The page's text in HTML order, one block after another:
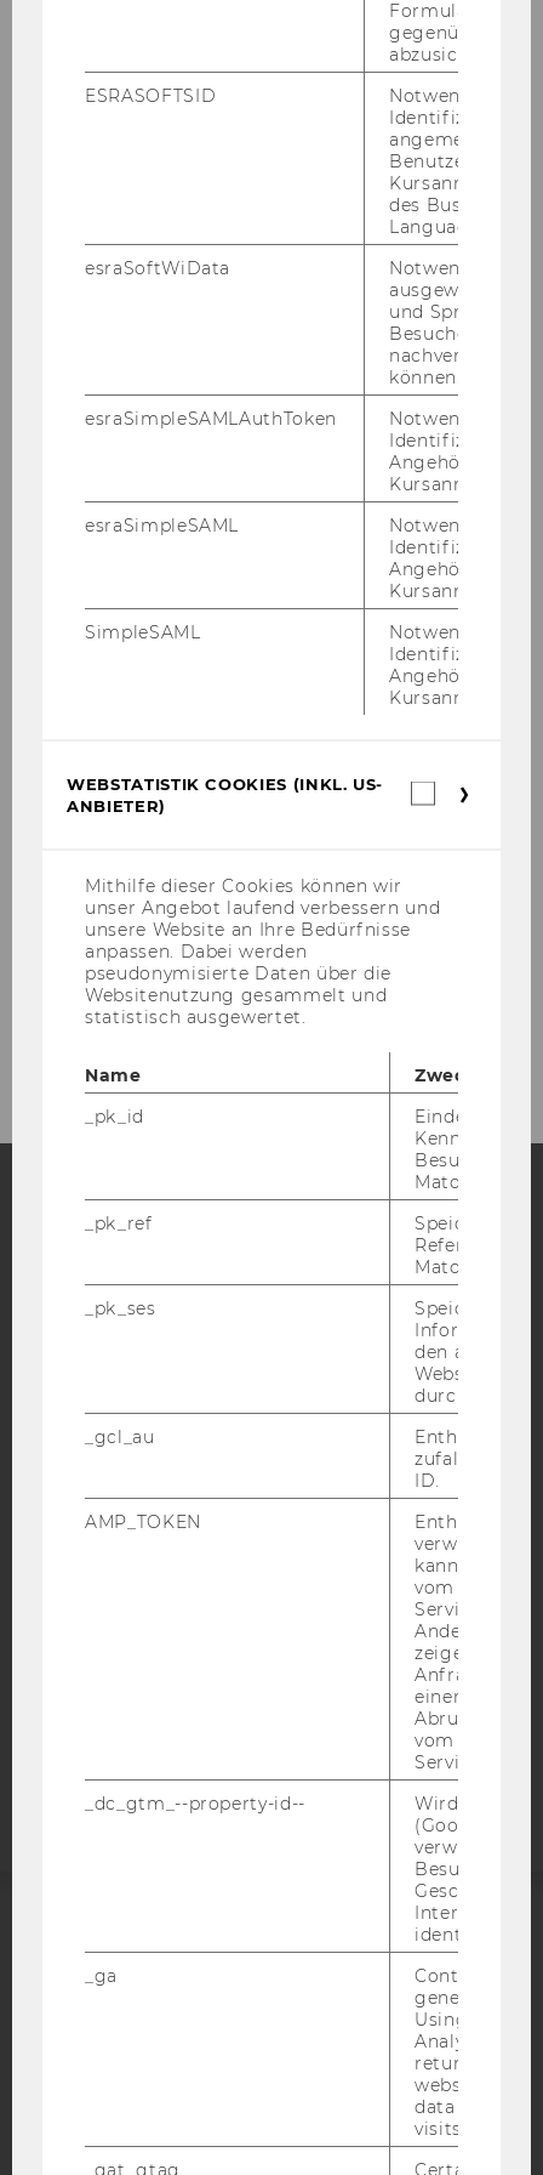
For­schungs­pro­jek­te
von Frau Univ.Prof. Dr. Mad­ner
fin­den Sie in der PURE-​Datenbank.
PRES­SE­FO­TO VE­RE­NA MAD­NER ©STE­PHAN
Leitung
Univ.Prof. Dr. Verena Madner
Priv.Doz. Dr. Stephan Leixnering
Wissenschaftliche Mitarbeiter/innen
Gastwissenschafter/innen und affiliierte
Forschende
Institutsmanagement
Blog
Bluesky
BARRIEREFREIHEITSERKLÄRUNG WEBSEITE
DATENSCHUTZERKLÄRUNG SOCIAL MEDIA
STUDIENBEWERBER*INNEN UND STUDIERENDE
Barrierefreiheitserklärung
EQUIS
gegenüber
abzusichern.
ESRASOFTSID
Notwendig zur
Identifizierung
angemeldeten
Benutzers im
des Business
Language
esraSoftWiData
Notwendig um
ausgewählte
und
Besuchers
nachverfolgen
können.
esraSimpleSAMLAuthToken
Notwendig zur
Identifizierung
Angehörige/r für
Kursanmeldung.
esraSimpleSAML
Notwendig zur
Identifizierung
Angehörige/r für
Kursanmeldung.
SimpleSAML
Notwendig zur
Identifizierung
Angehörige/r für
Kursanmeldung.
WEBSTATISTIK COOKIES (INKL. US-
ANBIETER)
Mithilfe dieser Cookies können wir
unser Angebot laufend verbessern und
unsere Website an Ihre Bedürfnisse
anpassen. Dabei werden
pseudonymisierte Daten über die
Websitenutzung gesammelt und
statistisch ausgewertet.
Name
Zweck
_pk_id
Eindeutige
Besuchers
Matomo.
_pk_ref
Speicherung
Referrers
Matomo.
_pk_ses
Speicherung
den aktuellen
durch
_gcl_au
Enthält eine
ID.
AMP_TOKEN
Enthält ein
verwendet
kann, um
vom AMP-
Service
Andere
zeigen Opt-
Anfrage im
einen Fehler
Abrufen
vom AMP
Service an.
_dc_gtm_--property-id--
Wird von
(Google Tag
verwendet,
Besucher
Geschlecht
Interessen zu
identifizieren.
_ga
Contains a
generated
Using this
Analytics can
returning
website and
data from
visits.
_gat_gtag
Certain data